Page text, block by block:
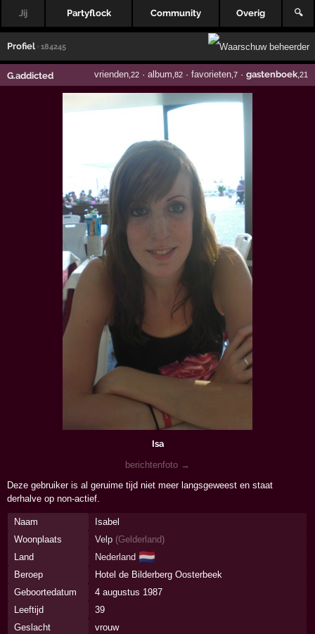
Jij Partyflock Community Overig 🔍
Profiel · 184245
G.addicted vrienden,22· album ,82· favorieten,7· gastenboek,21
Isa
berichtenfoto →
Deze gebruiker is al geruime tijd niet meer langsgeweest en staat
derhalve op non-actief.
Naam
Isabel
Woonplaats
Velp (Gelderland)
Land
Nederland 🇳🇱
Beroep
Hotel de Bilderberg Oosterbeek
Geboortedatum
4 augustus 1987
Leeftijd
39
Geslacht
vrouw